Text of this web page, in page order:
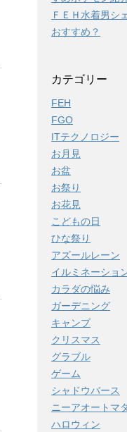
ＦＥＨ水着男シ
おすすめ？
カテゴリー
FEH
FGO
ITテクノロジー
お月見
お盆
お祭り
お花見
こどもの日
ひな祭り
アズールレーン
イルミネーショ
カラダの悩み
ガーデニング
キャンプ
クリスマス
グラブル
ゲーム
シャドウバース
ニーアオートマ
ハロウィン